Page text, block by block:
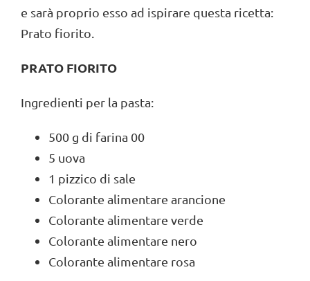
e sarà proprio esso ad ispirare questa ricetta:
Prato fiorito.
PRATO FIORITO
Ingredienti per la pasta:
500 g di farina 00
5 uova
1 pizzico di sale
Colorante alimentare arancione
Colorante alimentare verde
Colorante alimentare nero
Colorante alimentare rosa